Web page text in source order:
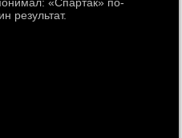
результат.